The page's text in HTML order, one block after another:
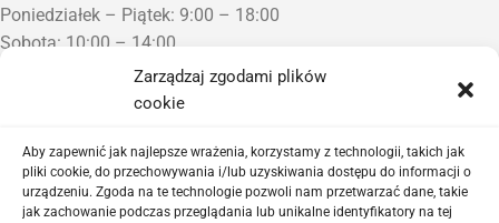
Zarządzaj zgodami plików
cookie
Aby zapewnić jak najlepsze wrażenia, korzystamy z technologii, takich jak
pliki cookie, do przechowywania i/lub uzyskiwania dostępu do informacji o
urządzeniu. Zgoda na te technologie pozwoli nam przetwarzać dane, takie
jak zachowanie podczas przeglądania lub unikalne identyfikatory na tej
Poniedziałek – Piątek: 9:00 – 18:00
Sobota: 10:00 – 14:00
Niedziela: Zamknięte
Punkt Odbioru zamówień
Proszę o wcześniejszy kontakt telefoniczny
Sklep airsoftowy i serwis replik ASG